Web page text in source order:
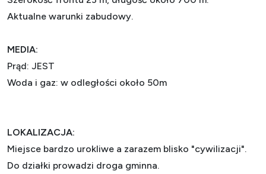
Aktualne warunki zabudowy.
MEDIA:
Prąd: JEST
Woda i gaz: w odległości około 50m
LOKALIZACJA:
Miejsce bardzo urokliwe a zarazem blisko "cywilizacji".
Do działki prowadzi droga gminna.